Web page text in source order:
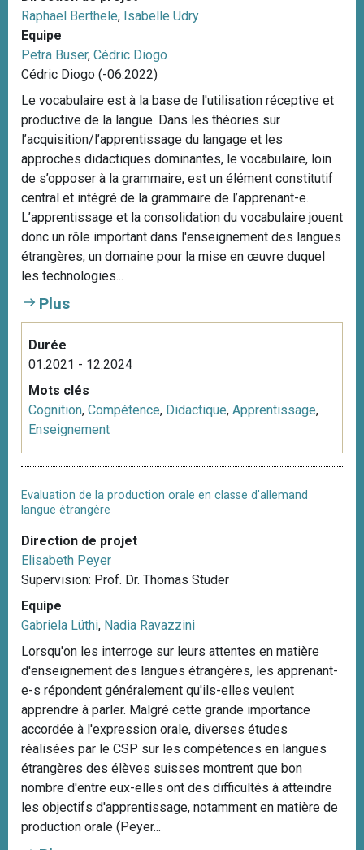
Raphael Berthele, Isabelle Udry
Equipe
Petra Buser, Cédric Diogo
Cédric Diogo (-06.2022)
Le vocabulaire est à la base de l'utilisation réceptive et
productive de la langue. Dans les théories sur
l’acquisition/l’apprentissage du langage et les
approches didactiques dominantes, le vocabulaire, loin
de s’opposer à la grammaire, est un élément constitutif
central et intégré de la grammaire de l’apprenant-e.
L’apprentissage et la consolidation du vocabulaire jouent
donc un rôle important dans l'enseignement des langues
étrangères, un domaine pour la mise en œuvre duquel
les technologies...
Plus
Durée
01.2021 - 12.2024
Mots clés
Cognition, Compétence, Didactique, Apprentissage,
Enseignement
Evaluation de la production orale en classe d'allemand
langue étrangère
Direction de projet
Elisabeth Peyer
Supervision: Prof. Dr. Thomas Studer
Equipe
Gabriela Lüthi, Nadia Ravazzini
Lorsqu'on les interroge sur leurs attentes en matière
d'enseignement des langues étrangères, les apprenant-
e-s répondent généralement qu'ils-elles veulent
apprendre à parler. Malgré cette grande importance
accordée à l'expression orale, diverses études
réalisées par le CSP sur les compétences en langues
étrangères des élèves suisses montrent que bon
nombre d'entre eux-elles ont des difficultés à atteindre
les objectifs d'apprentissage, notamment en matière de
production orale (Peyer...